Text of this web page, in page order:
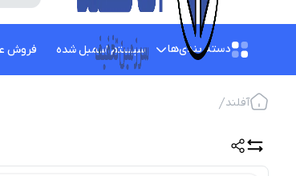
دسته بندی‌ها سیستم اسمبل شده فروش
آفلند